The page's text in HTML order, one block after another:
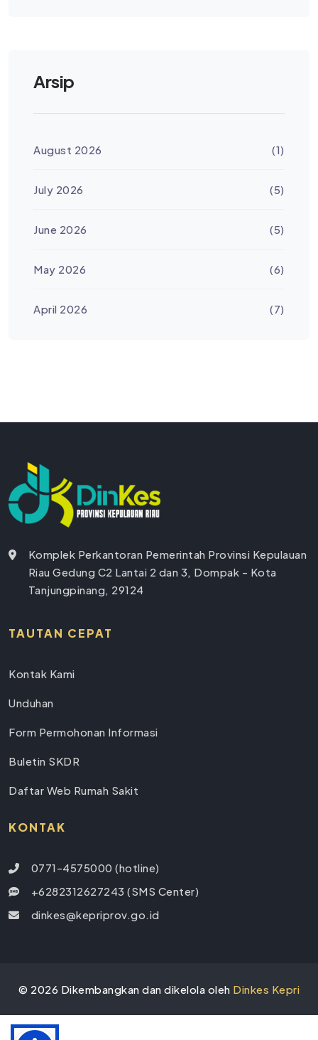
Arsip
August 2026 (1)
July 2026 (5)
June 2026 (5)
May 2026 (6)
April 2026 (7)
Komplek Perkantoran Pemerintah Provinsi Kepulauan
Riau Gedung C2 Lantai 2 dan 3, Dompak - Kota
Tanjungpinang, 29124
TAUTAN CEPAT
Kontak Kami
Unduhan
Form Permohonan Informasi
Buletin SKDR
Daftar Web Rumah Sakit
KONTAK
0771-4575000 (hotline)
+6282312627243 (SMS Center)
dinkes@kepriprov.go.id
© 2026 Dikembangkan dan dikelola oleh Dinkes Kepri